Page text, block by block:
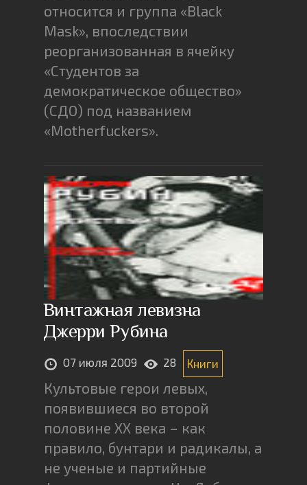
относится и группа «Black
Mask», впоследствии
реорганизованная в ячейку
«Студентов за
демократическое общество»
(СДО) под названием
«Motherfuckers».
Винтажная левизна
Джерри Рубина
07 июля 2009 28 Книги
Культовые герои левых,
появившиеся во второй
половине ХХ века – как
правило, бунтари и радикалы, а
не ученые и партийные